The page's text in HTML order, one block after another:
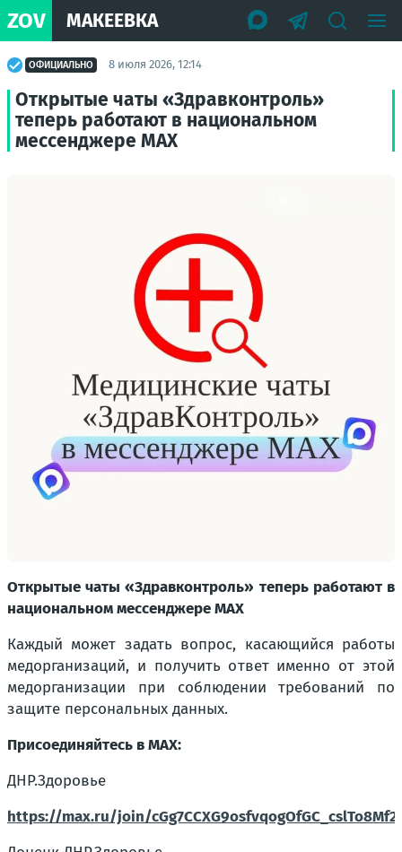
ZOV МАКЕЕВКА
ОФИЦИАЛЬНО 8 июля 2026, 12:14
Открытые чаты «Здравконтроль»
теперь работают в национальном
мессенджере MAX
Открытые чаты «Здравконтроль» теперь работают в
национальном мессенджере MAX
Каждый может задать вопрос, касающийся работы
медорганизаций, и получить ответ именно от этой
медорганизации при соблюдении требований по
защите персональных данных.
Присоединяйтесь в MAX:
ДНР.Здоровье
https://max.ru/join/